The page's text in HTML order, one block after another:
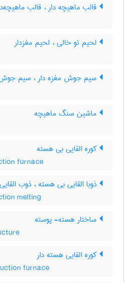
قالب ماهیچه دار ، قالب
لحیم تو خالی ، لحیم مغزدار
سیم جوش مغزه دار ، سیم
ماشین سنگ ماهیچه
کوره القایی بی هسته
furnace
ذوبا القایی بی هسته ، ذوب
melting
ساختار هسته- پوسته
کوره القایی هسته دار
furnace